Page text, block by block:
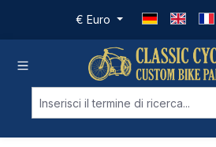
Passa al contenuto principale
€ Euro